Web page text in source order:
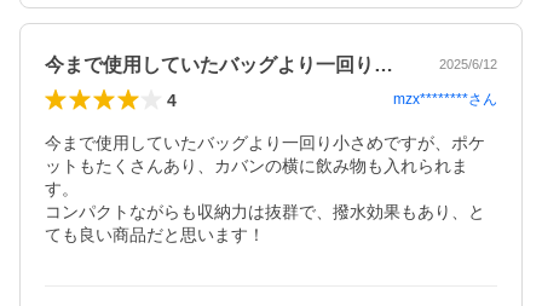
今まで使用していたバッグより一回り小さ… 2025/6/12
4 mzx********さん
今まで使用していたバッグより一回り小さめですが、ポケ
ットもたくさんあり、カバンの横に飲み物も入れられま
す。
コンパクトながらも収納力は抜群で、撥水効果もあり、と
ても良い商品だと思います！